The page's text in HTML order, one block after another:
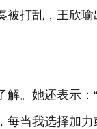
打乱，王欣
。她还表示
当我选择加力